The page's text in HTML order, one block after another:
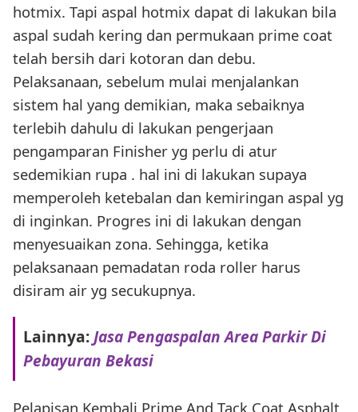
hotmix. Tapi aspal hotmix dapat di lakukan bila
aspal sudah kering dan permukaan prime coat
telah bersih dari kotoran dan debu.
Pelaksanaan, sebelum mulai menjalankan
sistem hal yang demikian, maka sebaiknya
terlebih dahulu di lakukan pengerjaan
pengamparan Finisher yg perlu di atur
sedemikian rupa . hal ini di lakukan supaya
memperoleh ketebalan dan kemiringan aspal yg
di inginkan. Progres ini di lakukan dengan
menyesuaikan zona. Sehingga, ketika
pelaksanaan pemadatan roda roller harus
disiram air yg secukupnya.
Lainnya:Jasa Pengaspalan Area Parkir Di
Pebayuran Bekasi
Pelapisan Kembali Prime And Tack Coat Asphalt